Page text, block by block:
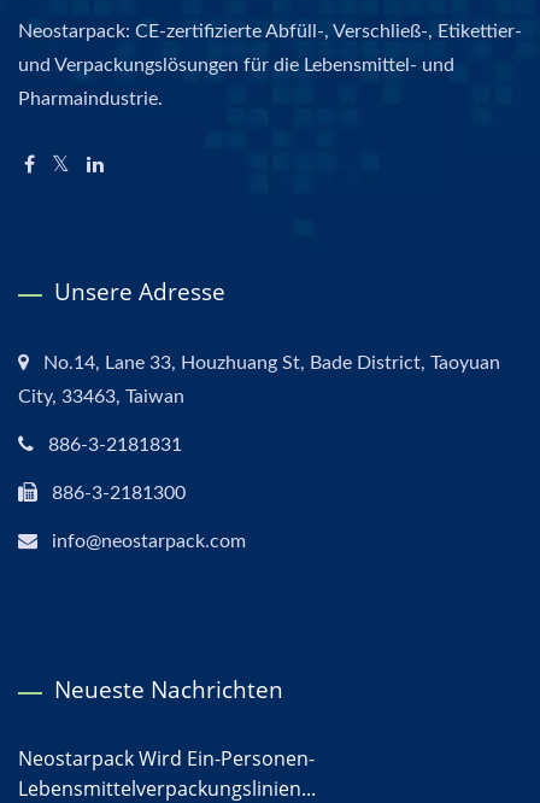
Neostarpack: CE-zertifizierte Abfüll-, Verschließ-, Etikettier-
und Verpackungslösungen für die Lebensmittel- und
Pharmaindustrie.
Unsere Adresse
No.14, Lane 33, Houzhuang St, Bade District, Taoyuan
City, 33463, Taiwan
886-3-2181831
886-3-2181300
info@neostarpack.com
Neueste Nachrichten
Neostarpack Wird Ein-Personen-
Lebensmittelverpackungslinien...